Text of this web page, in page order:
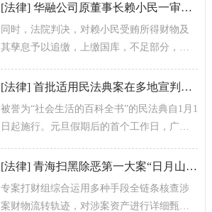
[法律] 华融公司原董事长赖小民一审被判死刑
同时，法院判决，对赖小民受贿所得财物及
其孳息予以追缴，上缴国库，不足部分，继
位。
[法律] 首批适用民法典案在多地宣判，带来哪些重要变化？
被誉为“社会生活的百科全书”的民法典自1月1
日起施行。元旦假期后的首个工作日，广
适用民法典的案件，涉及高空抛物致...
[法律] 青海扫黑除恶第一大案“日月山埋尸案”侦破纪实
专案打财组综合运用多种手段全链条核查涉
案财物流转轨迹，对涉案资产进行详细甄别